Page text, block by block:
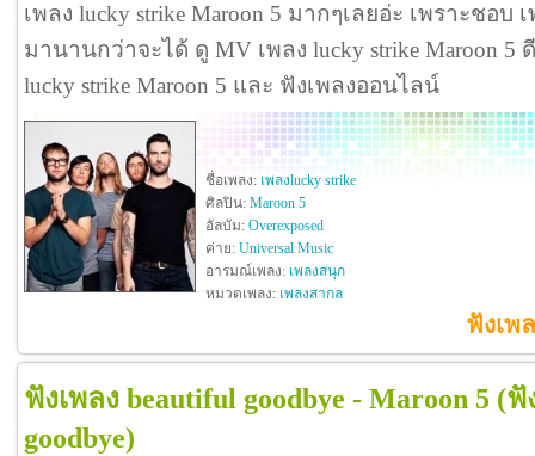
เพลง lucky strike Maroon 5 มากๆเลยอ่ะ เพราะชอบ
มานานกว่าจะได้ ดู MV เพลง lucky strike Maroon 5
lucky strike Maroon 5 และ ฟังเพลงออนไลน์
ชื่อเพลง: เพลงlucky strike
ศิลปิน: Maroon 5
อัลบัม: Overexposed
ค่าย: Universal Music
อารมณ์เพลง: เพลงสนุก
หมวดเพลง: เพลงสากล
ฟังเพ
ฟังเพลง beautiful goodbye - Maroon 5 (ฟั
goodbye)